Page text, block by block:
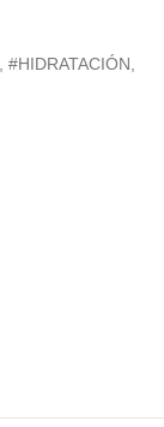
#HIDRATACIÓN